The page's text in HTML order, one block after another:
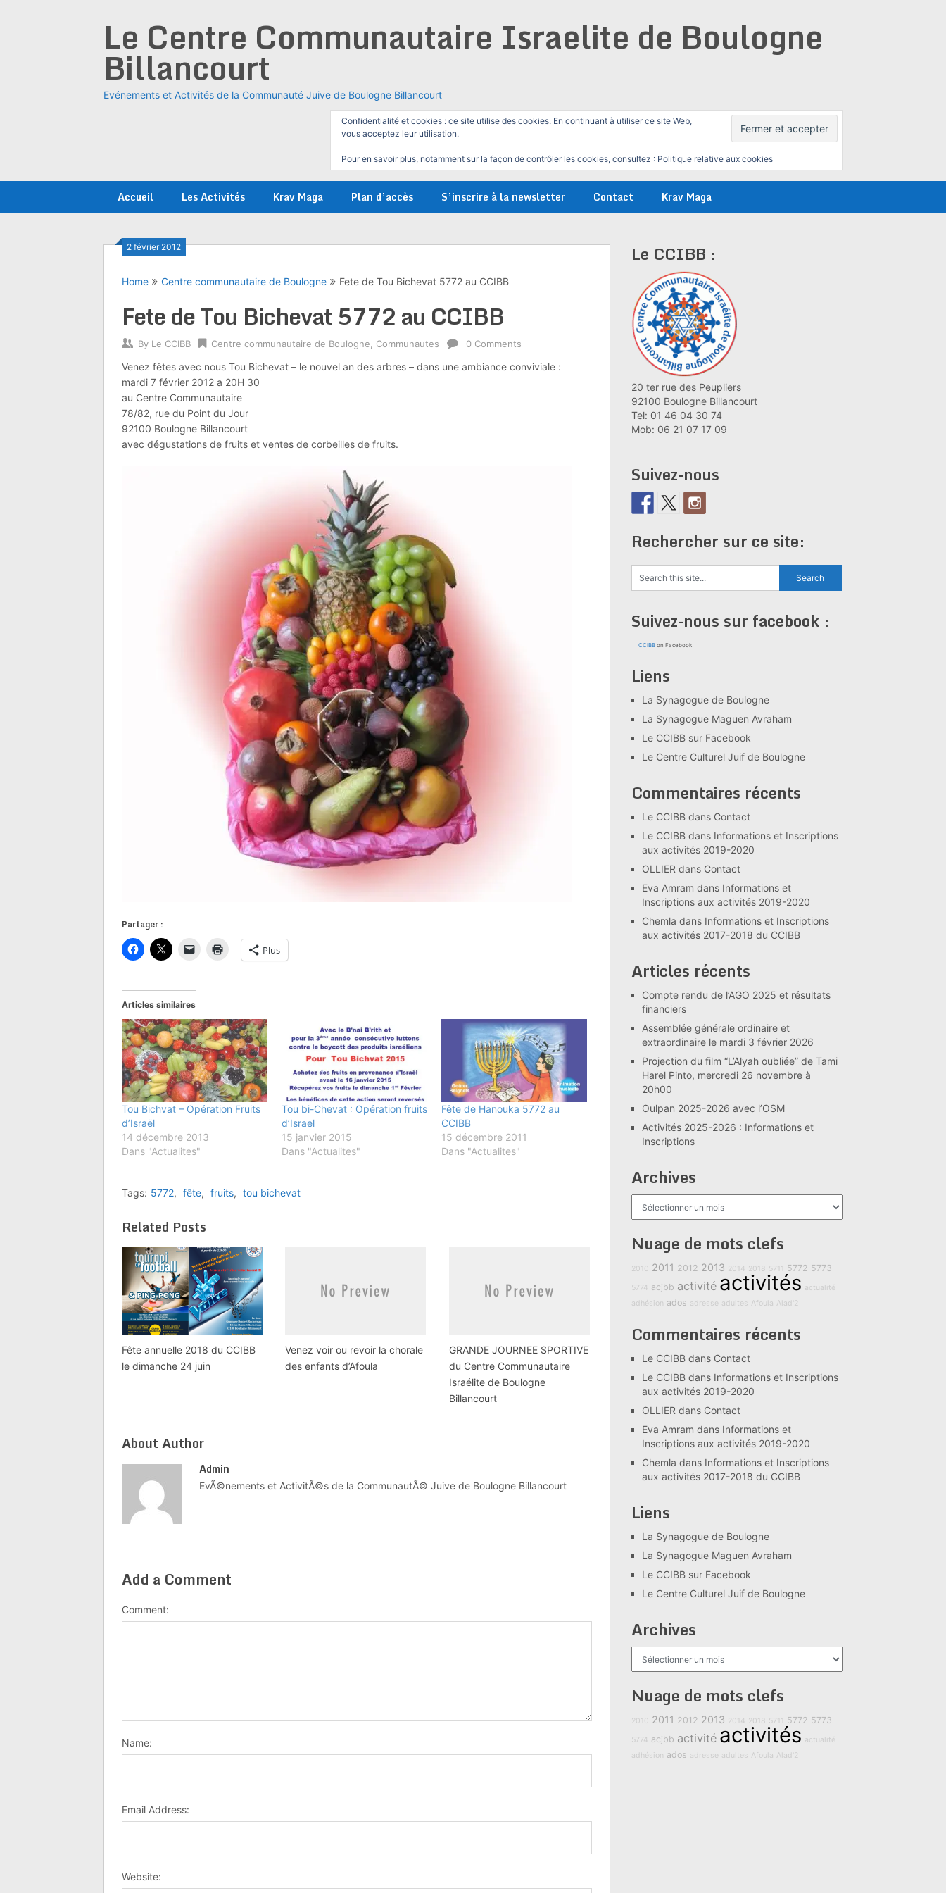
Le Centre Communautaire Israelite de Boulogne
Billancourt
Evénements et Activités de la Communauté Juive de Boulogne Billancourt
Confidentialité et cookies : ce site utilise des cookies. En continuant à utiliser ce site Web,
vous acceptez leur utilisation.
Pour en savoir plus, notamment sur la façon de contrôler les cookies, consultez : Politique relative aux cookies
Accueil Les Activités Krav Maga Plan d’accès S’inscrire à la newsletter Contact Krav Maga
2 février 2012
Home Centre communautaire de Boulogne Fete de Tou Bichevat 5772 au CCIBB
Fete de Tou Bichevat 5772 au CCIBB
By Le CCIBB Centre communautaire de Boulogne Communautes 0 Comments
Venez fêtes avec nous Tou Bichevat – le nouvel an des arbres – dans une ambiance conviviale :
mardi 7 février 2012 a 20H 30
au Centre Communautaire
78/82, rue du Point du Jour
92100 Boulogne Billancourt
avec dégustations de fruits et ventes de corbeilles de fruits.
Partager :
Plus
Articles similaires
Tou Bichvat – Opération Fruits
d’Israël
14 décembre 2013
Dans "Actualites"
Tou bi-Chevat : Opération fruits
d’Israel
15 janvier 2015
Dans "Actualites"
Fête de Hanouka 5772 au
CCIBB
15 décembre 2011
Dans "Actualites"
Tags: 5772, fête, fruits, tou bichevat
Related Posts
Fête annuelle 2018 du CCIBB
le dimanche 24 juin
Venez voir ou revoir la chorale
des enfants d’Afoula
GRANDE JOURNEE SPORTIVE
du Centre Communautaire
Israélite de Boulogne
Billancourt
About Author
Admin
EvÃ©nements et ActivitÃ©s de la CommunautÃ© Juive de Boulogne Billancourt
Add a Comment
Comment:
Name:
Email Address:
Website:
Le CCIBB :
20 ter rue des Peupliers
92100 Boulogne Billancourt
Tel: 01 46 04 30 74
Mob: 06 21 07 17 09
Suivez-nous
Rechercher sur ce site:
Suivez-nous sur facebook :
CCIBB on Facebook
Liens
La Synagogue de Boulogne
La Synagogue Maguen Avraham
Le CCIBB sur Facebook
Le Centre Culturel Juif de Boulogne
Commentaires récents
Le CCIBB dans Contact
Le CCIBB dans Informations et Inscriptions
aux activités 2019-2020
OLLIER dans Contact
Eva Amram dans Informations et
Inscriptions aux activités 2019-2020
Chemla dans Informations et Inscriptions
aux activités 2017-2018 du CCIBB
Articles récents
Compte rendu de l’AGO 2025 et résultats
financiers
Assemblée générale ordinaire et
extraordinaire le mardi 3 février 2026
Projection du film “L’Alyah oubliée” de Tami
Harel Pinto, mercredi 26 novembre à
20h00
Oulpan 2025-2026 avec l’OSM
Activités 2025-2026 : Informations et
Inscriptions
Archives
Nuage de mots clefs
2010 2011 2012 2013 2014 2018 5711 5772 5773
5774 acjbb activité activités actualité
adhésion ados adresse adultes Afoula Alad'2
Commentaires récents
Le CCIBB dans Contact
Le CCIBB dans Informations et Inscriptions
aux activités 2019-2020
OLLIER dans Contact
Eva Amram dans Informations et
Inscriptions aux activités 2019-2020
Chemla dans Informations et Inscriptions
aux activités 2017-2018 du CCIBB
Liens
La Synagogue de Boulogne
La Synagogue Maguen Avraham
Le CCIBB sur Facebook
Le Centre Culturel Juif de Boulogne
Archives
Nuage de mots clefs
2010 2011 2012 2013 2014 2018 5711 5772 5773
5774 acjbb activité activités actualité
adhésion ados adresse adultes Afoula Alad'2